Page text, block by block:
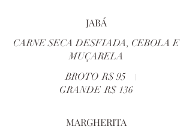
JABÁ
CARNE SECA DESFIADA, CEBOLA E
MUÇARELA
BROTO R$ 95
GRANDE R$ 136
MARGHERITA